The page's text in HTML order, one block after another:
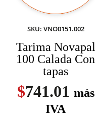
SKU: VNO0151.002
Tarima Novapal
100 Calada Con
tapas
$741.01 más
IVA